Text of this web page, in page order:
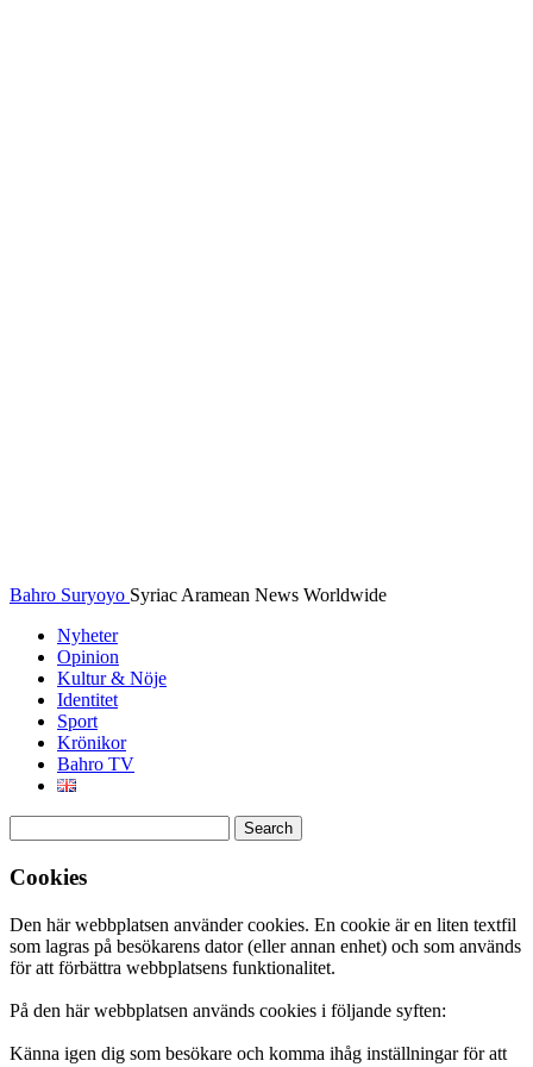
Bahro Suryoyo Syriac Aramean News Worldwide
Nyheter
Opinion
Kultur & Nöje
Identitet
Sport
Krönikor
Bahro TV
Cookies
Den här webbplatsen använder cookies. En cookie är en liten textfil
som lagras på besökarens dator (eller annan enhet) och som används
för att förbättra webbplatsens funktionalitet.
På den här webbplatsen används cookies i följande syften:
Känna igen dig som besökare och komma ihåg inställningar för att